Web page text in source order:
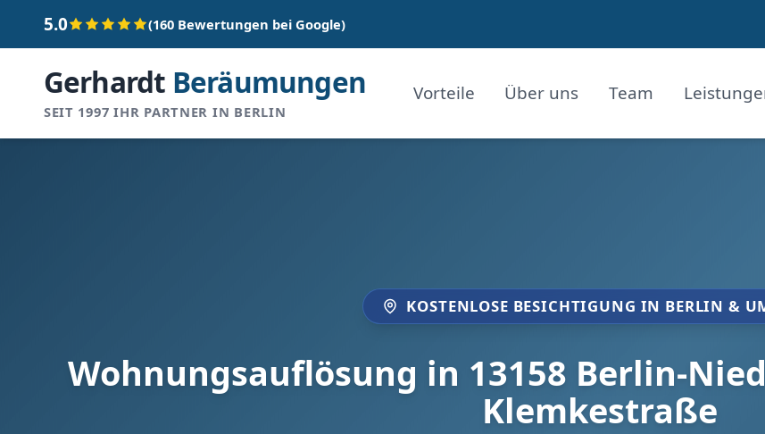
5.0 (160 Bewertungen bei Google)
Gerhardt Beräumungen
SEIT 1997 IHR PARTNER IN BERLIN
Vorteile Über uns Team
KOSTENLOSE BESICHTIGUNG IN BERLIN &
Wohnungsauflösung in 13158 Berlin-
Klemkestraße